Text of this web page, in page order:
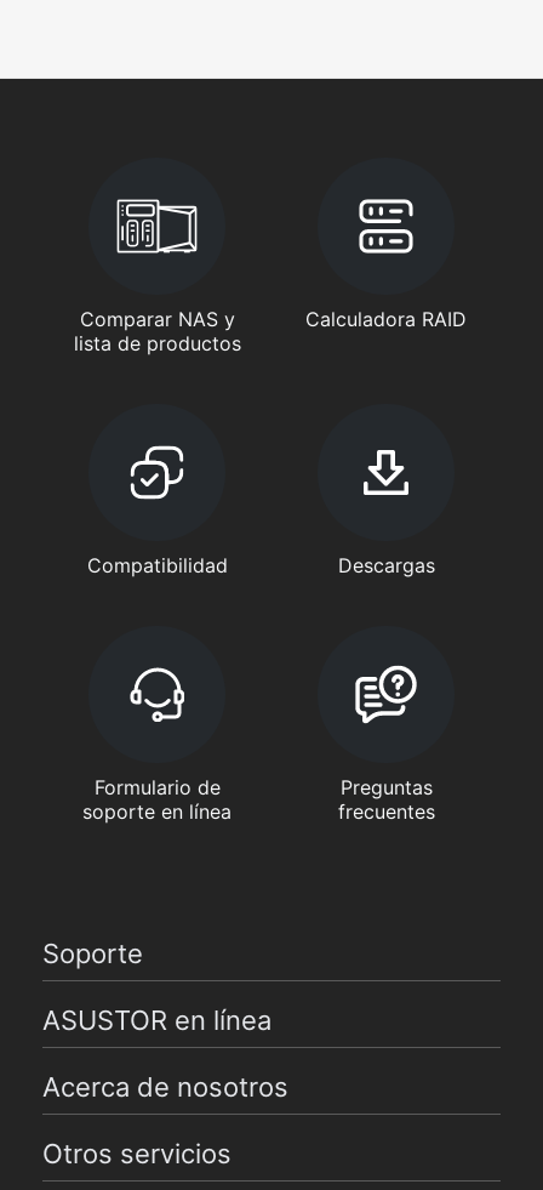
Comparar NAS y
lista de productos
Calculadora RAID
Compatibilidad Descargas
Formulario de
soporte en línea
Preguntas
frecuentes
Soporte
ASUSTOR en línea
Acerca de nosotros
Otros servicios